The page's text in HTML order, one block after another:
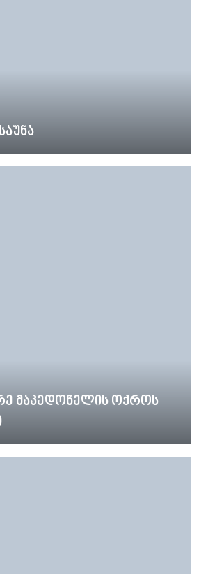
მაკედონელის ოქროს